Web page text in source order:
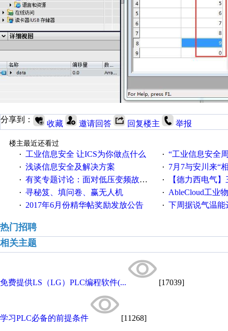
分享到： 收藏 邀请回答 回复楼主 举报
楼主最近还看过
·
工业信息安全 让ICS为你做点什么 · “工业信息安全周之我见”
· 浅谈信息安全及解决方案 · 7月7与安川来“
· 有奖专题讨论：面对低压变频故障，老手是这样解决的！ · 【德力西电气】三
· 寻秘笈、填问卷、赢无人机 · AbleCloud工业物联
· 2017年6月份精华帖奖励发放公告 · 下周据说气温能
热门招聘
相关主题
免费提供LS（LG）PLC编程软件(... [17039]
学习PLC必备的前提条件 [11268]